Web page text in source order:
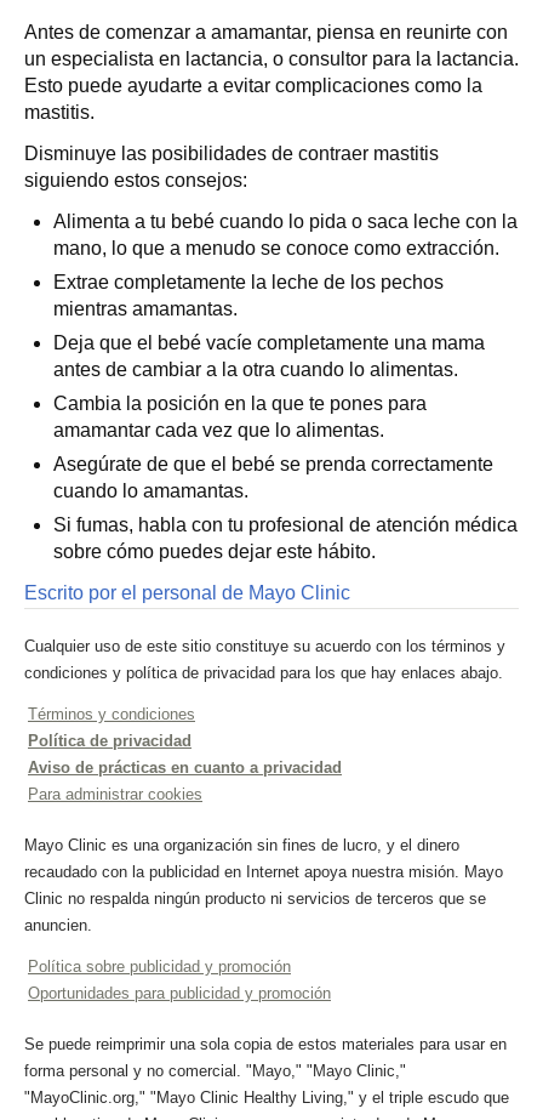
Antes de comenzar a amamantar, piensa en reunirte con
un especialista en lactancia, o consultor para la lactancia.
Esto puede ayudarte a evitar complicaciones como la
mastitis.
Disminuye las posibilidades de contraer mastitis
siguiendo estos consejos:
Alimenta a tu bebé cuando lo pida o saca leche con la
mano, lo que a menudo se conoce como extracción.
Extrae completamente la leche de los pechos
mientras amamantas.
Deja que el bebé vacíe completamente una mama
antes de cambiar a la otra cuando lo alimentas.
Cambia la posición en la que te pones para
amamantar cada vez que lo alimentas.
Asegúrate de que el bebé se prenda correctamente
cuando lo amamantas.
Si fumas, habla con tu profesional de atención médica
sobre cómo puedes dejar este hábito.
Escrito por el personal de Mayo Clinic
Cualquier uso de este sitio constituye su acuerdo con los términos y
condiciones y política de privacidad para los que hay enlaces abajo.
Términos y condiciones
Política de privacidad
Aviso de prácticas en cuanto a privacidad
Para administrar cookies
Mayo Clinic es una organización sin fines de lucro, y el dinero
recaudado con la publicidad en Internet apoya nuestra misión. Mayo
Clinic no respalda ningún producto ni servicios de terceros que se
anuncien.
Política sobre publicidad y promoción
Oportunidades para publicidad y promoción
Se puede reimprimir una sola copia de estos materiales para usar en
forma personal y no comercial. "Mayo," "Mayo Clinic,"
"MayoClinic.org," "Mayo Clinic Healthy Living," y el triple escudo que